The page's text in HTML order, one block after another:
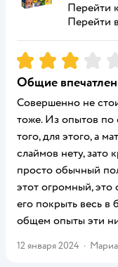
Перейти
Перейти
Рейтинг:3
Общие
Совершенно не
тоже. Из опытов по
того, для этого, а
слаймов нету, зато
просто обычный
этот огромный, это
его покрыть весь
общем опыты эти
12 января 2024 ·